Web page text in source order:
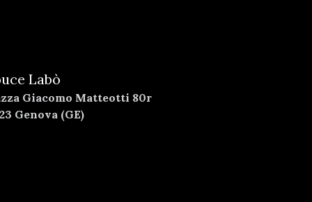
Labò
Giacomo Matteotti 80r
Genova (GE)